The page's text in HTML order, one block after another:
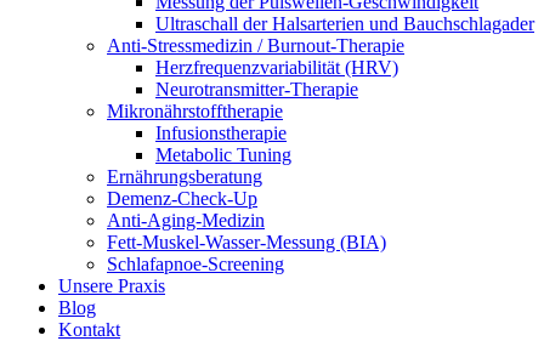
Ultraschall der Halsarterien und Bauchschlagader
Anti-Stressmedizin / Burnout-Therapie
Herzfrequenzvariabilität (HRV)
Neurotransmitter-Therapie
Mikronährstofftherapie
Infusionstherapie
Metabolic Tuning
Ernährungsberatung
Demenz-Check-Up
Anti-Aging-Medizin
Fett-Muskel-Wasser-Messung (BIA)
Schlafapnoe-Screening
Unsere Praxis
Blog
Kontakt